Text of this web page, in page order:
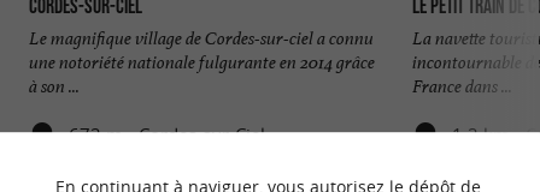
Cordes-sur-ciel
Le magnifique village de Cordes-sur-ciel a connu
une notoriété nationale fulgurante en 2014 grâce
à son ...
672 m - Cordes-sur-Ciel
Le Petit Train de
La navette
incontournable
France dans ...
1,2 km -
En continuant à naviguer, vous autorisez le dépôt de